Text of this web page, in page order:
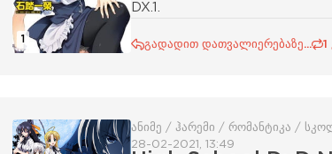
1
DX.1.
გადადით დათვალიერებაზე... 1
ანიმე / ჰარემი / რომანტიკა /
28-02-2021, 13:49